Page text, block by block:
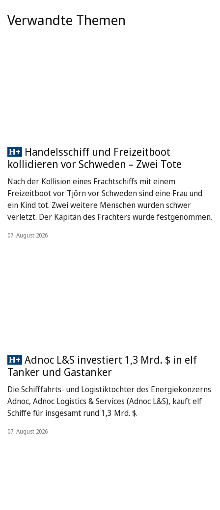
Verwandte Themen
Handelsschiff und Freizeitboot
kollidieren vor Schweden – Zwei Tote
Nach der Kollision eines Frachtschiffs mit einem
Freizeitboot vor Tjörn vor Schweden sind eine Frau und
ein Kind tot. Zwei weitere Menschen wurden schwer
verletzt. Der Kapitän des Frachters wurde festgenommen.
07. August 2026
Adnoc L&S investiert 1,3 Mrd. $ in elf
Tanker und Gastanker
Die Schifffahrts- und Logistiktochter des Energiekonzerns
Adnoc, Adnoc Logistics & Services (Adnoc L&S), kauft elf
Schiffe für insgesamt rund 1,3 Mrd. $.
07. August 2026